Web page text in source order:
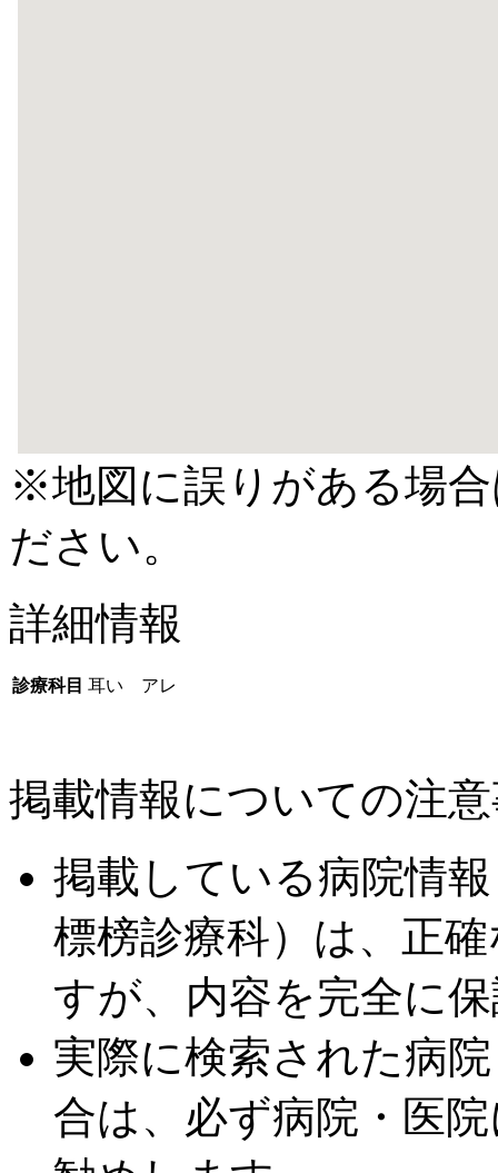
※地図に誤りがある場
ださい。
詳細情報
診療科目 耳い アレ
掲載情報についての注
掲載している病院情
標榜診療科）は、正
すが、内容を完全に
実際に検索された病
合は、必ず病院・医